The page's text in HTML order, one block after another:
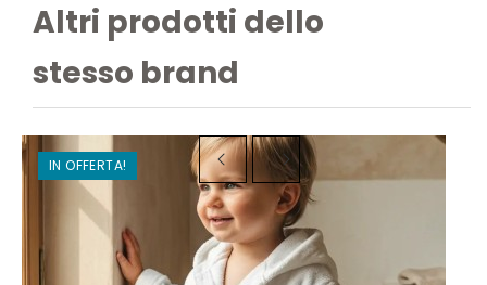
Altri prodotti dello
stesso brand
IN OFFERTA!